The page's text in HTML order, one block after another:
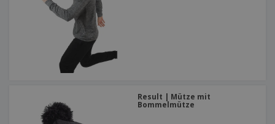
Result | Mütze mit
Bommelmütze